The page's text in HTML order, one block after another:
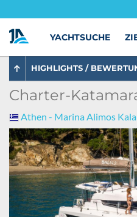
YACHTSUCHE
HIGHLIGHTS /
Charter-
Athen - Marina Alimos